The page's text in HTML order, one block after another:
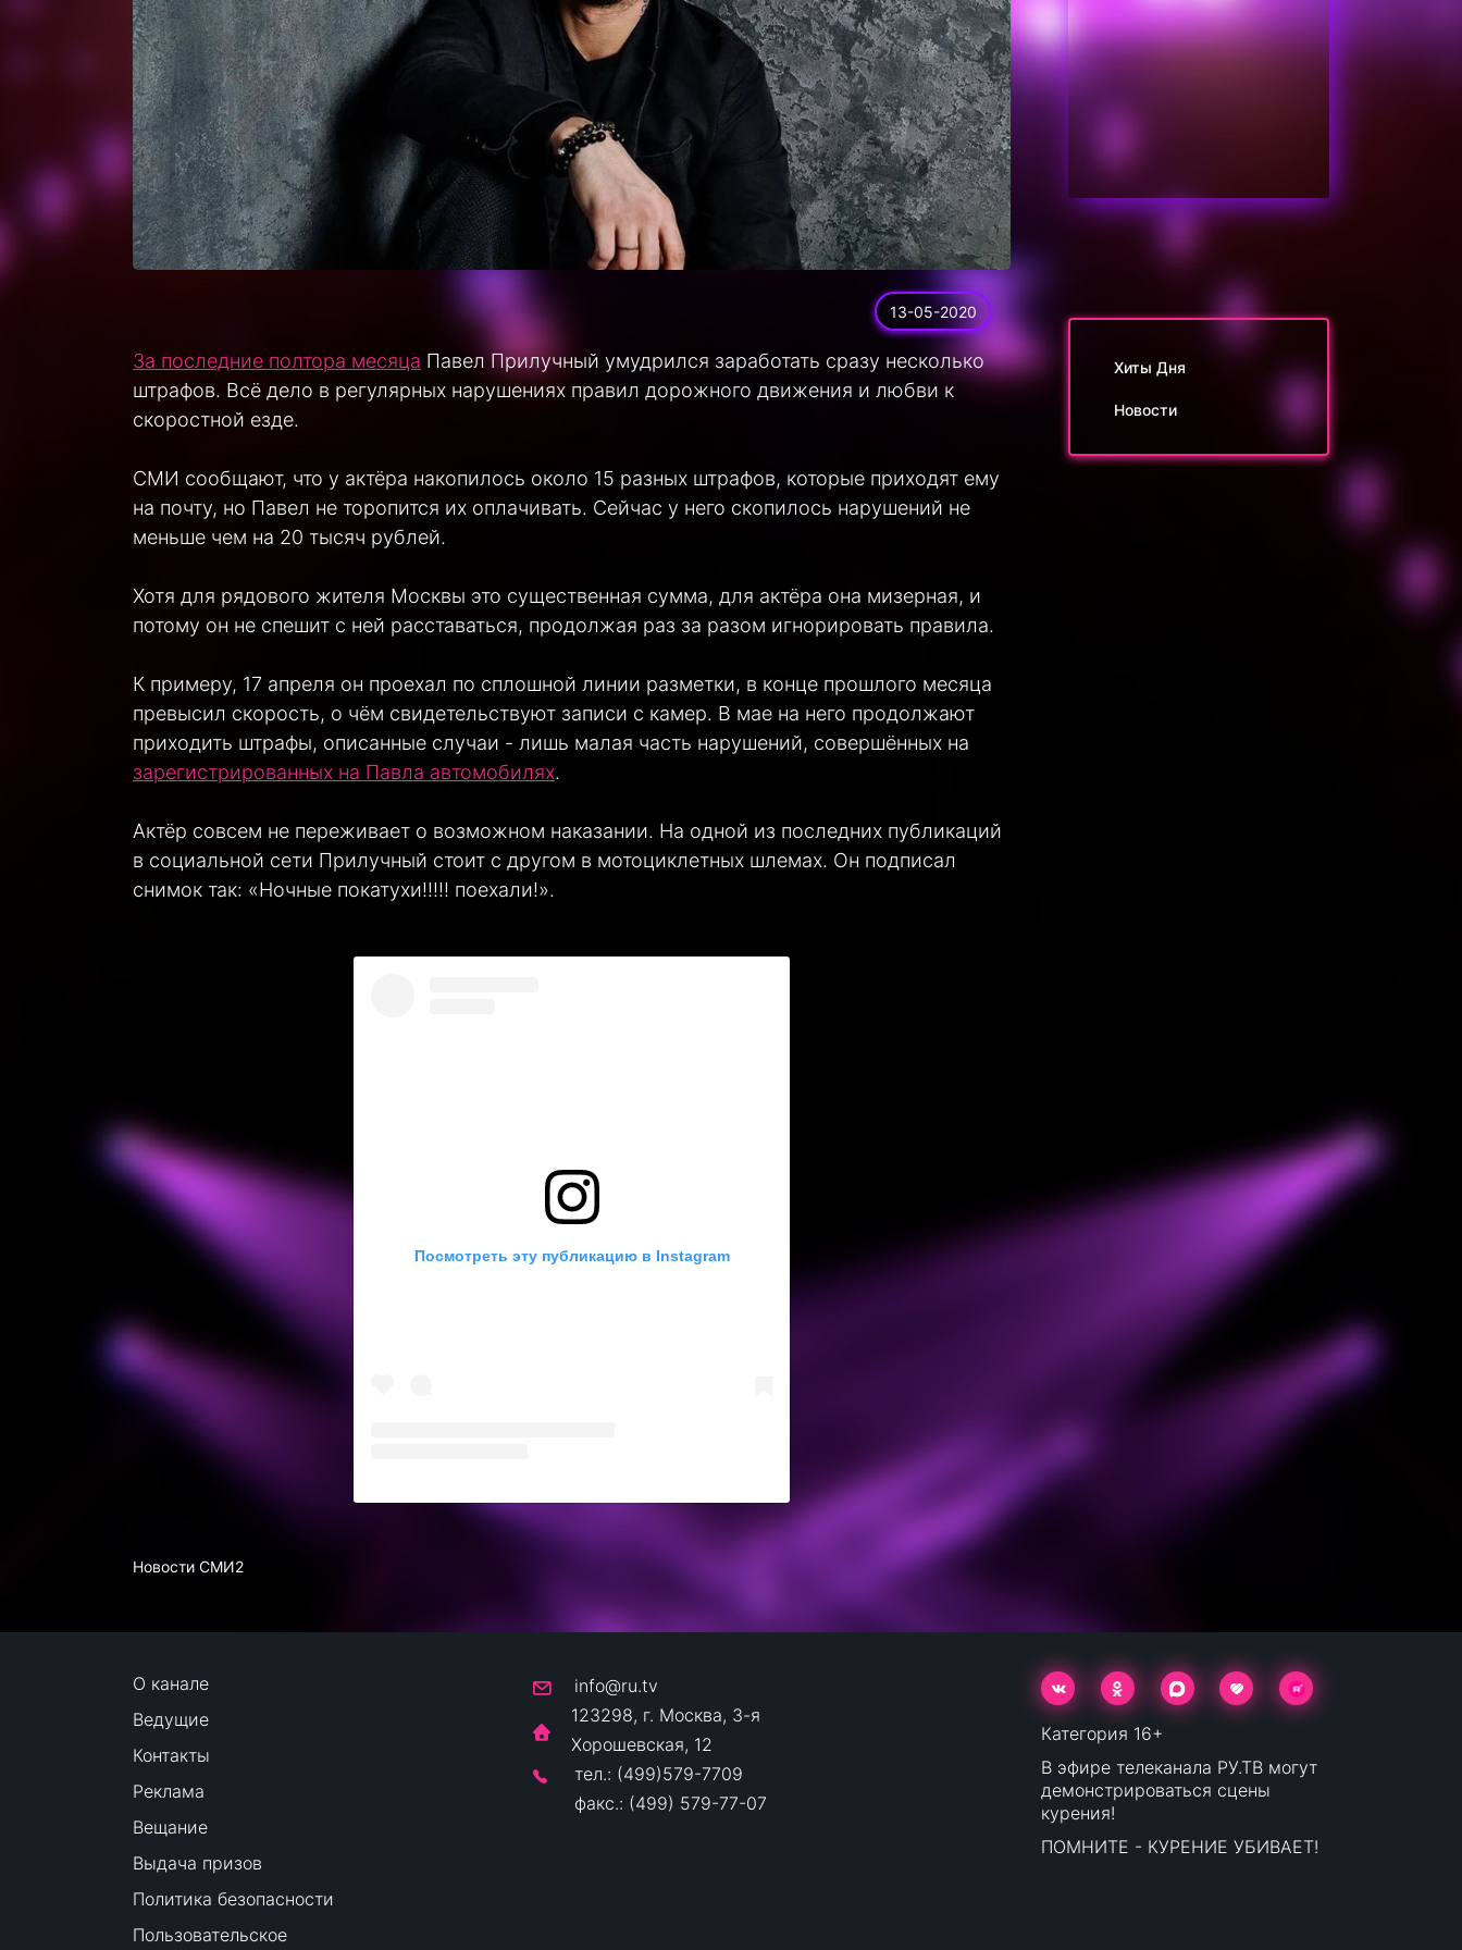
13-05-2020
За последние полтора месяца Павел Прилучный умудрился заработать сразу несколько
штрафов. Всё дело в регулярных нарушениях правил дорожного движения и любви к
скоростной езде.
СМИ сообщают, что у актёра накопилось около 15 разных штрафов, которые приходят ему
на почту, но Павел не торопится их оплачивать. Сейчас у него скопилось нарушений не
меньше чем на 20 тысяч рублей.
Хотя для рядового жителя Москвы это существенная сумма, для актёра она мизерная, и
потому он не спешит с ней расставаться, продолжая раз за разом игнорировать правила.
К примеру, 17 апреля он проехал по сплошной линии разметки, в конце прошлого месяца
превысил скорость, о чём свидетельствуют записи с камер. В мае на него продолжают
приходить штрафы, описанные случаи - лишь малая часть нарушений, совершённых на
зарегистрированных на Павла автомобилях.
Актёр совсем не переживает о возможном наказании. На одной из последних публикаций
в социальной сети Прилучный стоит с другом в мотоциклетных шлемах. Он подписал
снимок так: «Ночные покатухи!!!!! поехали!».
Посмотреть эту публикацию в Instagram
Новости СМИ2
Хиты Дня
Новости
О канале
Ведущие
Контакты
Реклама
Вещание
Выдача призов
Политика безопасности
Пользовательское
info@ru.tv
123298, г. Москва, 3-я
Хорошевская, 12
тел.: (499)579-7709
факс.: (499) 579-77-07
Категория 16+
В эфире телеканала РУ.ТВ могут
демонстрироваться сцены
курения!
ПОМНИТЕ - КУРЕНИЕ УБИВАЕТ!